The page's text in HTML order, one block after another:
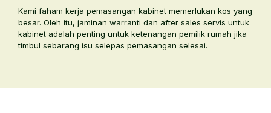
Kami faham kerja pemasangan kabinet memerlukan kos yang
besar. Oleh itu, jaminan warranti dan after sales servis untuk
kabinet adalah penting untuk ketenangan pemilik rumah jika
timbul sebarang isu selepas pemasangan selesai.